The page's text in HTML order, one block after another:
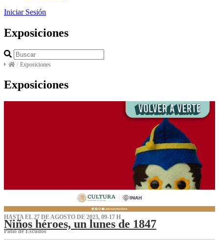
Iniciar Sesión
Exposiciones
/ Exposiciones
Exposiciones
HASTA EL 27 DE AGOSTO DE 2023, 09-17 H
Niños héroes, un lunes de 1847
Patio de Escudos